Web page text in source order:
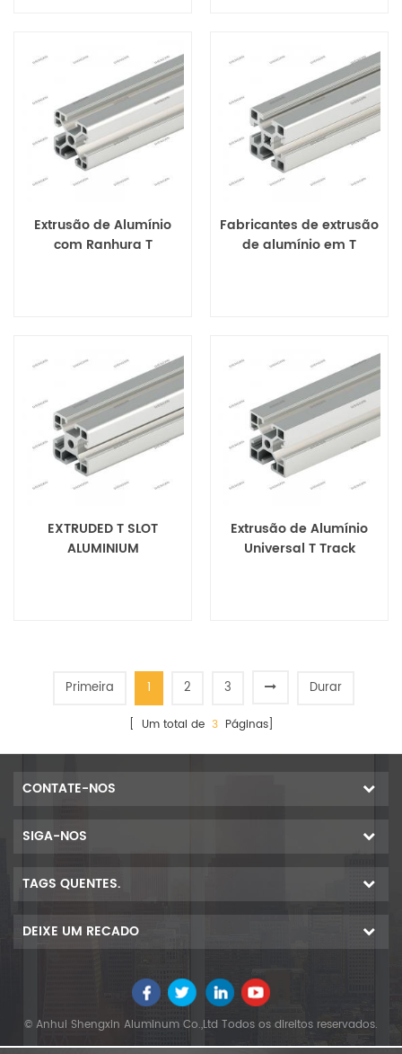
Extrusão de Alumínio
com Ranhura T
Fabricantes de extrusão
de alumínio em T
EXTRUDED T SLOT
ALUMINIUM
Extrusão de Alumínio
Universal T Track
Primeira 1 2 3 Durar
[ Um total de 3Páginas]
CONTATE-NOS
SIGA-NOS
TAGS QUENTES.
DEIXE UM RECADO
© Anhui Shengxin Aluminum Co.,Ltd Todos os direitos reservados.